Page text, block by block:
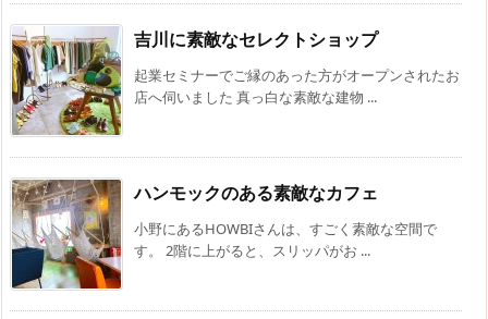
吉川に素敵なセレクトショップ
起業セミナーでご縁のあった方がオープンされたお
店へ伺いました 真っ白な素敵な建物 ...
ハンモックのある素敵なカフェ
小野にあるHOWBIさんは、すごく素敵な空間で
す。 2階に上がると、スリッパがお ...